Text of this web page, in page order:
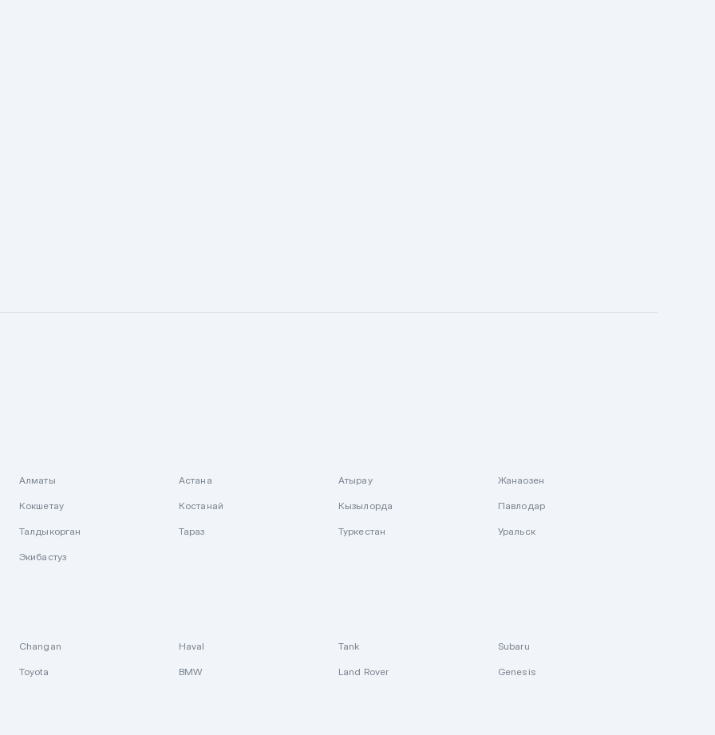
Алматы Астана Атырау Жанаозен
Кокшетау Костанай Кызылорда Павлодар
Талдыкорган Тараз Туркестан Уральск
Экибастуз
Changan Haval Tank Subaru
Toyota BMW Land Rover Genesis